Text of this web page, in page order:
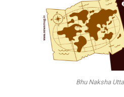
Bhu Naksha